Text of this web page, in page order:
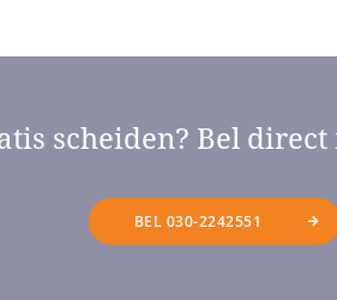
scheiden? Bel
BEL 030-2242551